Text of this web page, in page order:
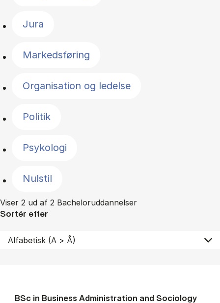
Jura
Markedsføring
Organisation og ledelse
Politik
Psykologi
Nulstil
Viser 2 ud af 2 Bacheloruddannelser
Sortér efter
BSc in Busi­ness Ad­min­is­tra­tion and So­ci­ology